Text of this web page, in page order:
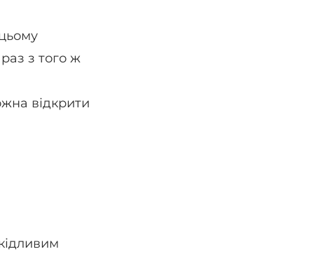
з того ж
відкрити